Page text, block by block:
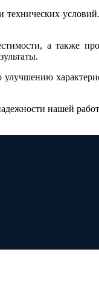
а также
улучшению
нашей